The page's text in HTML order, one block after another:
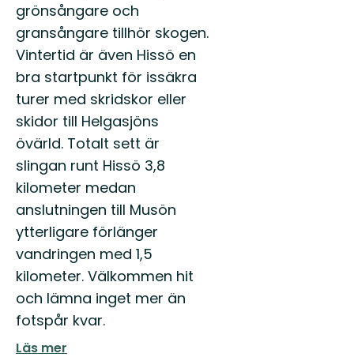
grönsångare och
gransångare tillhör skogen.
Vintertid är även Hissö en
bra startpunkt för issäkra
turer med skridskor eller
skidor till Helgasjöns
övärld. Totalt sett är
slingan runt Hissö 3,8
kilometer medan
anslutningen till Musön
ytterligare förlänger
vandringen med 1,5
kilometer. Välkommen hit
och lämna inget mer än
fotspår kvar.
Läs mer